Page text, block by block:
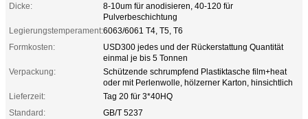
Dicke:
8-10um für anodisieren, 40-120 für
Pulverbeschichtung
Legierungstemperament:6063/6061 T4, T5, T6
Formkosten:
USD300 jedes und der Rückerstattung Quantität
einmal je bis 5 Tonnen
Verpackung:
Schützende schrumpfend Plastiktasche film+heat
oder mit Perlenwolle, hölzerner Karton, hinsichtlich
Lieferzeit:
Tag 20 für 3*40HQ
Standard:
GB/T 5237